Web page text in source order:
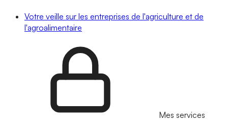
Votre veille sur les entreprises de l'agriculture et de
l'agroalimentaire
Mes services